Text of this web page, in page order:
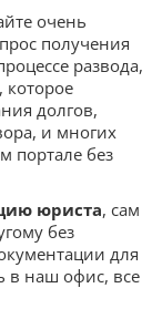
очень
получения
развода,
которое
долгов,
и многих
портале без
юриста, сам
без
для
в наш офис, все